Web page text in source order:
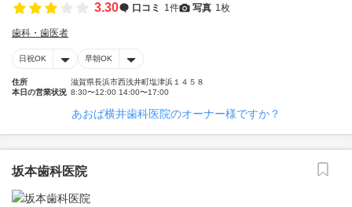
3.30 口コミ 1件 写真 1枚
歯科・歯医者
日祝OK 早朝OK
住所
滋賀県長浜市西浅井町塩津浜１４５８
本日の営業状況 8:30〜12:00 14:00〜17:00
あおば横井歯科医院のオーナー様ですか？
坂本歯科医院